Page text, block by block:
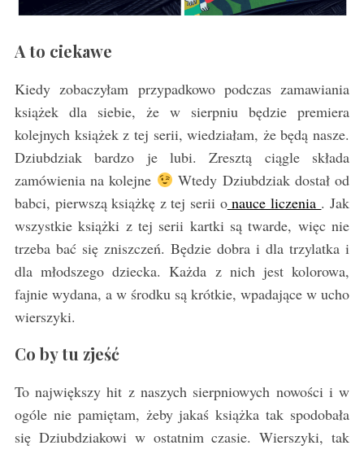
A to ciekawe
Kiedy zobaczyłam przypadkowo podczas zamawiania
książek dla siebie, że w sierpniu będzie premiera
kolejnych książek z tej serii, wiedziałam, że będą nasze.
Dziubdziak bardzo je lubi. Zresztą ciągle składa
zamówienia na kolejne
Wtedy Dziubdziak dostał od
babci, pierwszą książkę z tej serii onauce liczenia . Jak
wszystkie książki z tej serii kartki są twarde, więc nie
trzeba bać się zniszczeń. Będzie dobra i dla trzylatka i
dla młodszego dziecka. Każda z nich jest kolorowa,
fajnie wydana, a w środku są krótkie, wpadające w ucho
wierszyki.
Co by tu zjeść
To największy hit z naszych sierpniowych nowości i w
ogóle nie pamiętam, żeby jakaś książka tak spodobała
się Dziubdziakowi w ostatnim czasie. Wierszyki, tak